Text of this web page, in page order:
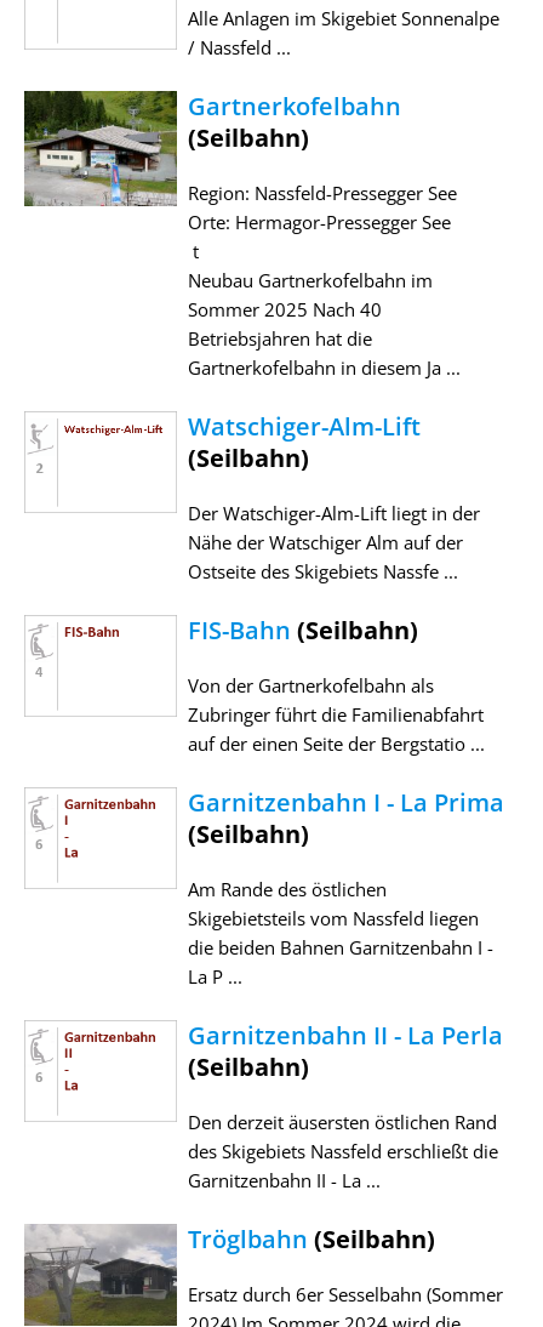
Alle Anlagen im Skigebiet Sonnenalpe
/ Nassfeld ...
Gartnerkofelbahn
(Seilbahn)
Region: Nassfeld-Pressegger See
Orte: Hermagor-Pressegger See
t
Neubau Gartnerkofelbahn im
Sommer 2025 Nach 40
Betriebsjahren hat die
Gartnerkofelbahn in diesem Ja ...
Watschiger-Alm-Lift
(Seilbahn)
Der Watschiger-Alm-Lift liegt in der
Nähe der Watschiger Alm auf der
Ostseite des Skigebiets Nassfe ...
FIS-Bahn (Seilbahn)
Von der Gartnerkofelbahn als
Zubringer führt die Familienabfahrt
auf der einen Seite der Bergstatio ...
Garnitzenbahn I - La Prima
(Seilbahn)
Am Rande des östlichen
Skigebietsteils vom Nassfeld liegen
die beiden Bahnen Garnitzenbahn I -
La P ...
Garnitzenbahn II - La Perla
(Seilbahn)
Den derzeit äusersten östlichen Rand
des Skigebiets Nassfeld erschließt die
Garnitzenbahn II - La ...
Tröglbahn (Seilbahn)
Ersatz durch 6er Sesselbahn (Sommer